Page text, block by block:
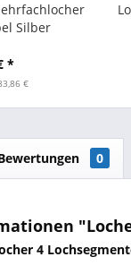
Silber
*
€
0
4